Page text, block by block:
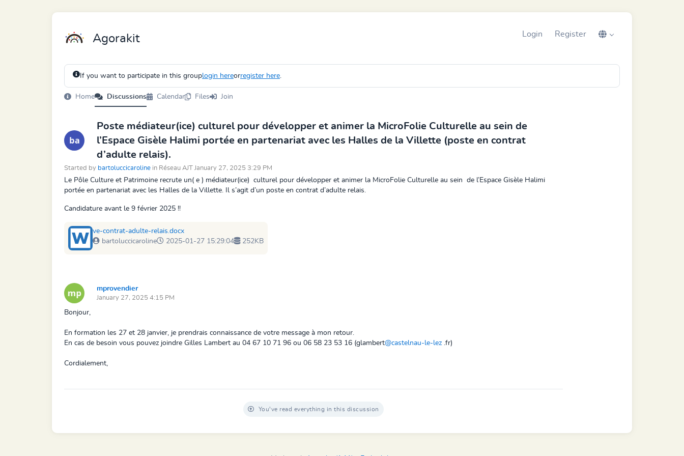
Agorakit Login Register
If you want to participate in this grouplogin hereorregister here.
Home Discussions Calendar Files Join
Poste médiateur(ice) culturel pour développer et animer la MicroFolie Culturelle au sein de
l’Espace Gisèle Halimi portée en partenariat avec les Halles de la Villette (poste en contrat
d’adulte relais).
Started by bartoluccicaroline in Réseau AJT January 27, 2025 3:29 PM
Le Pôle Culture et Patrimoine recrute un( e ) médiateur(ice) culturel pour développer et animer la MicroFolie Culturelle au sein de l’Espace Gisèle Halimi
portée en partenariat avec les Halles de la Villette. Il s’agit d’un poste en contrat d’adulte relais.
Candidature avant le 9 février 2025 !!
ve-contrat-adulte-relais.docx
bartoluccicaroline
2025-01-27 15:29:04 252KB
mprovendier
January 27, 2025 4:15 PM
Bonjour,
En formation les 27 et 28 janvier, je prendrais connaissance de votre message à mon retour.
En cas de besoin vous pouvez joindre Gilles Lambert au 04 67 10 71 96 ou 06 58 23 53 16 (glambert@castelnau-le-lez .fr)
Cordialement,
You've read everything in this discussion